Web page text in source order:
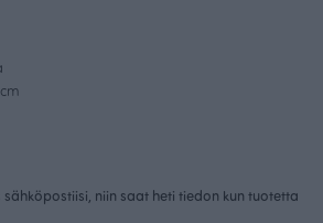
niin saat heti tiedon kun tuotetta